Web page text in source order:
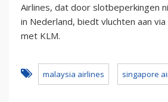
Airlines, dat door slotbeperkingen
in Nederland, biedt vluchten aan
met KLM.
malaysia airlines singapore